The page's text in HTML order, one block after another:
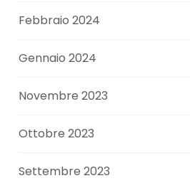
Febbraio 2024
Gennaio 2024
Novembre 2023
Ottobre 2023
Settembre 2023